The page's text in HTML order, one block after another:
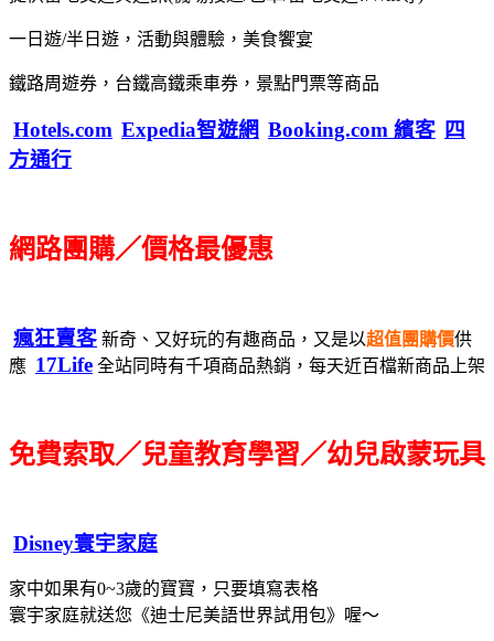
一日遊/半日遊，活動與體驗，美食饗宴
鐵路周遊券，台鐵高鐵乘車券，景點門票等商品
Hotels.com Expedia智遊網 Booking.com 繽客 四
方通行
網路團購／價格最優惠
瘋狂賣客 新奇、又好玩的有趣商品，又是以超值團購價供
應 17Life 全站同時有千項商品熱銷，每天近百檔新商品上架
免費索取／兒童教育學習／幼兒啟蒙玩具
Disney寰宇家庭
家中如果有0~3歲的寶寶，只要填寫表格
寰宇家庭就送您《迪士尼美語世界試用包》喔～